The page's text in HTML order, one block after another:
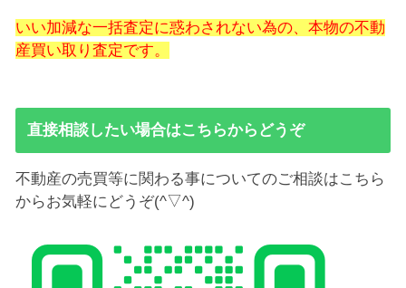
いい加減な一括査定に惑わされない為の、本物の不動
産買い取り査定です。
直接相談したい場合はこちらからどうぞ
不動産の売買等に関わる事についてのご相談はこちら
からお気軽にどうぞ(^▽^)